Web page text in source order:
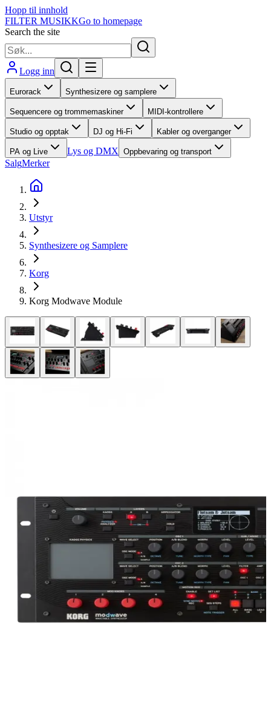
Hopp til innhold
FILTER MUSIKKGo to homepage
Search the site
Logg inn
Eurorack Synthesizere og samplere
Sequencere og trommemaskiner MIDI-kontrollere
Studio og opptak DJ og Hi-Fi Kabler og overganger
PA og Live Lys og DMX Oppbevaring og transport
SalgMerker
Utstyr
Synthesizere og Samplere
Korg
Korg Modwave Module